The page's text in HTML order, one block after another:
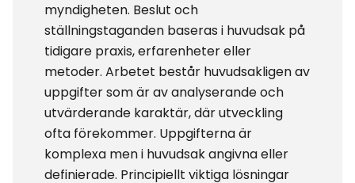
myndigheten. Beslut och
ställningstaganden baseras i huvudsak på
tidigare praxis, erfarenheter eller
metoder. Arbetet består huvudsakligen av
uppgifter som är av analyserande och
utvärderande karaktär, där utveckling
ofta förekommer. Uppgifterna är
komplexa men i huvudsak angivna eller
definierade. Principiellt viktiga lösningar